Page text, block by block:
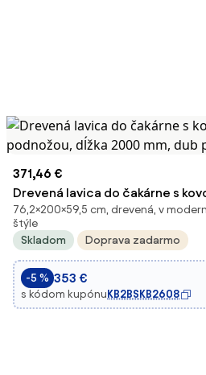
371,46 €
Drevená lavica do čakárne s
podnožou, dĺžka 2000 mm, dub
prírodný
76,2×200×59,5 cm, drevená, v
štýle
Skladom
Doprava zadarmo
-5 % 353 €
s kódom kupónu KB2BSKB2608